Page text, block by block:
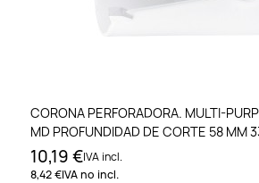
CORONA PERFORADORA. MULTI-
MD PROFUNDIDAD DE CORTE 58 MM
10,19 €IVA incl.
8,42 €IVA no incl.